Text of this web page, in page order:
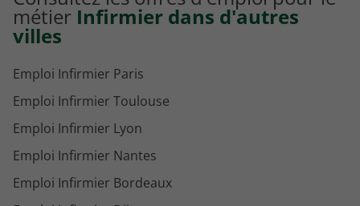
Emploi Chirurgien Montluçon
métier Infirmier dans d'autres
villes
Emploi Infirmier Paris
Emploi Infirmier Toulouse
Emploi Infirmier Lyon
Emploi Infirmier Nantes
Emploi Infirmier Bordeaux